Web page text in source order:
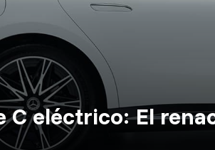
C eléctrico: El